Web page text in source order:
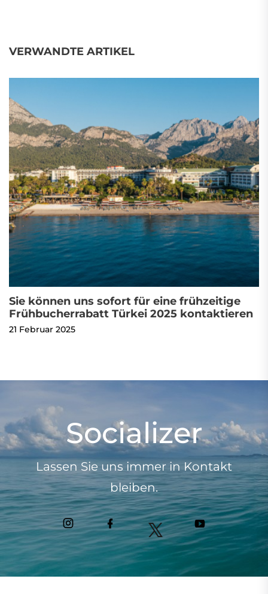
VERWANDTE ARTIKEL
Sie können uns sofort für eine frühzeitige
Frühbucherrabatt Türkei 2025 kontaktieren
21 Februar 2025
Socializer
Lassen Sie uns immer in Kontakt
bleiben.